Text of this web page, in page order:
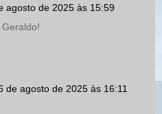
agosto de 2025 às 15:59
de agosto de 2025 às 16:11